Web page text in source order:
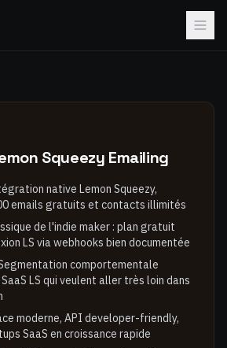
Squeezy Emailing
native Lemon Squeezy,
emails gratuits et contacts illimités
de l'indie maker : plan gratuit
LS via webhooks bien documentée
comportementale
LS qui veulent aller très loin dans
moderne, API developer-friendly,
SaaS en croissance rapide